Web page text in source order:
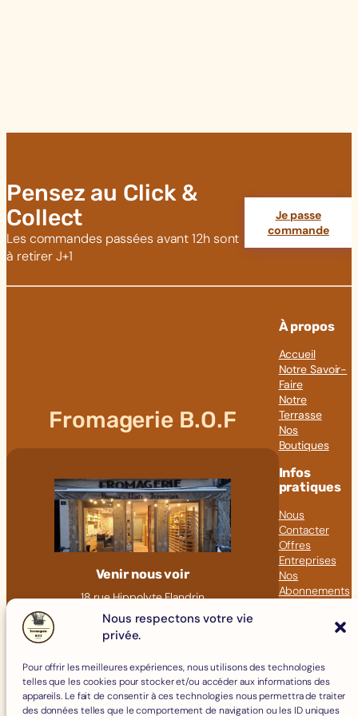
Nous respectons votre vie
privée.
Pour offrir les meilleures expériences, nous utilisons des technologies
telles que les cookies pour stocker et/ou accéder aux informations des
appareils. Le fait de consentir à ces technologies nous permettra de traiter
des données telles que le comportement de navigation ou les ID uniques
Pensez au Click &
Collect
Les commandes passées avant 12h sont
à retirer J+1
Je passe
commande
Fromagerie B.O.F
Venir nous voir
18 rue Hippolyte Flandrin
09 82 23 41 60
À propos
Accueil
Notre Savoir-
Faire
Notre
Terrasse
Nos
Boutiques
Infos
pratiques
Nous
Contacter
Offres
Entreprises
Nos
Abonnements
Fromages
Boissons
Charcuterie